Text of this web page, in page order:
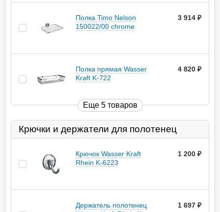
Полка Timo Nelson
150022/00 chrome
3 914
Полка прямая Wasser
Kraft K-722
4 820
Еще 5 товаров
Крючки и держатели для полотенец
Крючок Wasser Kraft
Rhein K-6223
1 200
Держатель полотенец
1 697